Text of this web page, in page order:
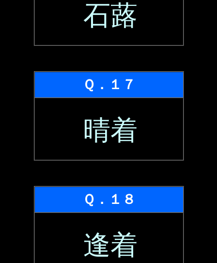
石蕗
Ｑ．１７
晴着
Ｑ．１８
逢着